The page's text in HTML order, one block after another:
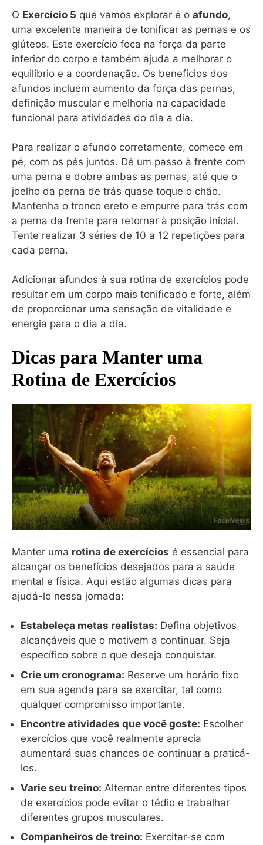
O Exercício 5 que vamos explorar é o afundo,
uma excelente maneira de tonificar as pernas e os
glúteos. Este exercício foca na força da parte
inferior do corpo e também ajuda a melhorar o
equilíbrio e a coordenação. Os benefícios dos
afundos incluem aumento da força das pernas,
definição muscular e melhoria na capacidade
funcional para atividades do dia a dia.
Para realizar o afundo corretamente, comece em
pé, com os pés juntos. Dê um passo à frente com
uma perna e dobre ambas as pernas, até que o
joelho da perna de trás quase toque o chão.
Mantenha o tronco ereto e empurre para trás com
a perna da frente para retornar à posição inicial.
Tente realizar 3 séries de 10 a 12 repetições para
cada perna.
Adicionar afundos à sua rotina de exercícios pode
resultar em um corpo mais tonificado e forte, além
de proporcionar uma sensação de vitalidade e
energia para o dia a dia.
Dicas para Manter uma
Rotina de Exercícios
Manter uma rotina de exercícios é essencial para
alcançar os benefícios desejados para a saúde
mental e física. Aqui estão algumas dicas para
ajudá-lo nessa jornada:
Estabeleça metas realistas: Defina objetivos
alcançáveis que o motivem a continuar. Seja
específico sobre o que deseja conquistar.
Crie um cronograma: Reserve um horário fixo
em sua agenda para se exercitar, tal como
qualquer compromisso importante.
Encontre atividades que você goste: Escolher
exercícios que você realmente aprecia
aumentará suas chances de continuar a praticá-
los.
Varie seu treino: Alternar entre diferentes tipos
de exercícios pode evitar o tédio e trabalhar
diferentes grupos musculares.
Companheiros de treino: Exercitar-se com